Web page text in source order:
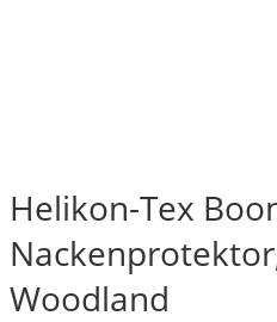
Helikon-Tex
Woodland